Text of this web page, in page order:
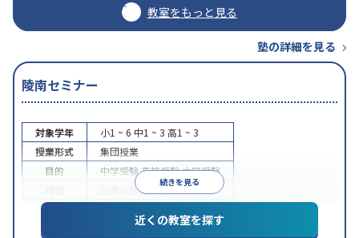
教室をもっと見る
塾の詳細を見る
陵南セミナー
続きを見る
対象学年 小1 ~ 6 中1 ~ 3 高1 ~ 3
授業形式
集団授業
目的
中学受験高校受験大学受験
授業の振替可能
近くの教室を探す